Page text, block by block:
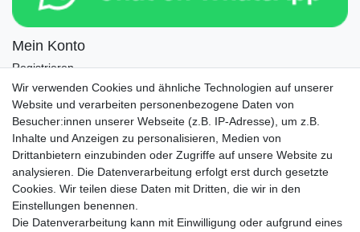
Mein Konto
Registrieren
Login
Newsletter
E-MAIL **
Newsletter
Honig
Hiermit bestätige ich, dass ich die
Einwilligung kann ich jederzeit widerrufen.**
Wir verwenden Cookies und ähnliche Technologien auf unserer
Website und verarbeiten personenbezogene Daten von
Besucher:innen unserer Webseite (z.B. IP-Adresse), um z.B.
Inhalte und Anzeigen zu personalisieren, Medien von
Drittanbietern einzubinden oder Zugriffe auf unsere Website zu
analysieren. Die Datenverarbeitung erfolgt erst durch gesetzte
Cookies. Wir teilen diese Daten mit Dritten, die wir in den
Einstellungen benennen.
Die Datenverarbeitung kann mit Einwilligung oder aufgrund eines